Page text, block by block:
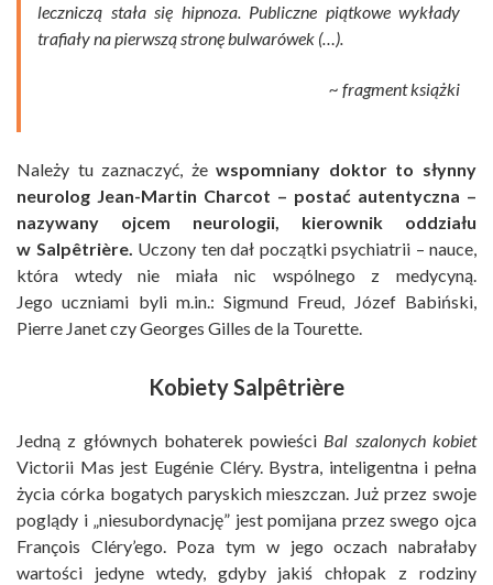
leczniczą stała się hipnoza. Publiczne piątkowe wykłady
trafiały na pierwszą stronę bulwarówek (…).
~ fragment książki
Należy tu zaznaczyć, żewspomniany doktor to słynny
neurolog Jean-Martin Charcot – postać autentyczna –
nazywany ojcem neurologii, kierownik oddziału
w Salpêtrière. Uczony ten dał początki psychiatrii – nauce,
która wtedy nie miała nic wspólnego z medycyną.
Jego uczniami byli m.in.: Sigmund Freud, Józef Babiński,
Pierre Janet czy Georges Gilles de la Tourette.
Kobiety Salpêtrière
Jedną z głównych bohaterek powieści Bal szalonych kobiet
Victorii Mas jest Eugénie Cléry. Bystra, inteligentna i pełna
życia córka bogatych paryskich mieszczan. Już przez swoje
poglądy i „niesubordynację” jest pomijana przez swego ojca
François Cléry’ego. Poza tym w jego oczach nabrałaby
wartości jedyne wtedy, gdyby jakiś chłopak z rodziny